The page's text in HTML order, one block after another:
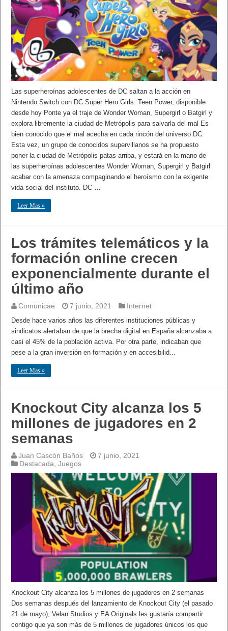
Las superheroínas adolescentes de DC saltan a la acción en
Nintendo Switch con DC Super Hero Girls: Teen Power, disponible
desde hoy Ponte ya el traje de Wonder Woman, Supergirl o Batgirl y
explora libremente la ciudad de Metrópolis para salvarla del mal Es
bien conocido que el mal acecha en cada rincón del universo DC.
Esta vez, un grupo de conocidos supervillanos se ha propuesto
poner la ciudad de Metrópolis patas arriba, y estará en la mano de
las superheroínas adolescentes Wonder Woman, Supergirl y Batgirl
acabar con la amenaza compaginando el heroísmo con la exigente
vida social del instituto. DC …
Leer Mas »
Los trámites telemáticos y la
formación online crecen
exponencialmente durante el
último año
Comunicae 7 junio, 2021 Internet
Desde hace varios años las diferentes instituciones públicas y
sindicatos alertaban de que la brecha digital en España alcanzaba a
casi el 45% de la población activa. Por otra parte, indicaban que
pese a la gran inversión en formación y en accesibilid...
Leer Mas »
Knockout City alcanza los 5
millones de jugadores en 2
semanas
Juan Cascón Baños
7 junio, 2021
Destacada ,Juegos
Knockout City alcanza los 5 millones de jugadores en 2 semanas
Dos semanas después del lanzamiento de Knockout City (el pasado
21 de mayo), Velan Studios y EA Originals les gustaría compartir
contigo que ya son más de 5 millones de jugadores únicos los que